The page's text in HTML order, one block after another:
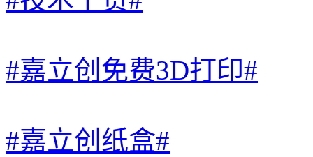
#嘉立创免费3D打印#
#嘉立创纸盒#